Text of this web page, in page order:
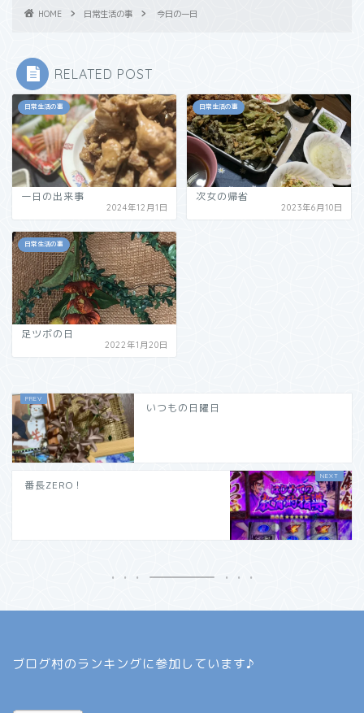
HOME 日常生活の事 今日の一日
RELATED POST
日常生活の事
一日の出来事
2024年12月1日
日常生活の事
次女の帰省
2023年6月10日
日常生活の事
足ツボの日
2022年1月20日
いつもの日曜日
番長ZERO！
ブログ村のランキングに参加しています♪